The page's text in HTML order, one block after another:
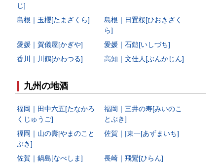
じ]
島根｜玉櫻[たまざくら]
島根｜日置桜[ひおきざく
ら]
愛媛｜賀儀屋[かぎや]
愛媛｜石鎚[いしづち]
香川｜川鶴[かわつる]
高知｜文佳人[ぶんかじん]
九州の地酒
福岡｜田中六五[たなかろ
くじゅうご]
福岡｜三井の寿[みいのこ
とぶき]
福岡｜山の壽[やまのこと
ぶき]
佐賀｜|東一[あずまいち]
佐賀｜鍋島[なべしま]
長崎｜飛鸞[ひらん]